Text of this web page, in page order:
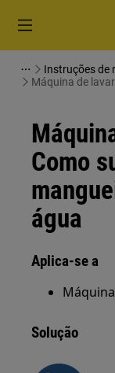
Instruções de
Máquina de
Como
água
Aplica-se a
Solução